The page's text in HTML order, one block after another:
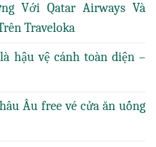
Với Qatar Airways Và
Traveloka
hậu vệ cánh toàn diện –
Âu free vé cửa ăn uống